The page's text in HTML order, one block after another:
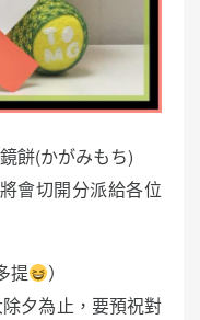
餅(かがみもち)
會切開分派給各位
提
）
夕為止，要預祝對